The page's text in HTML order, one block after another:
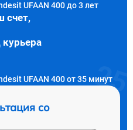
UFAAN 400 до 3 лет
счет,
UFAAN 400 от 35 минут
со